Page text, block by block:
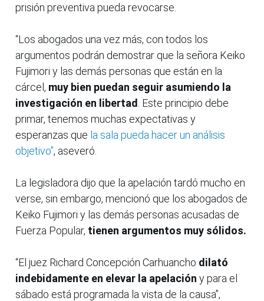
prisión preventiva pueda revocarse.
“Los abogados una vez más, con todos los
argumentos podrán demostrar que la señora Keiko
Fujimori y las demás personas que están en la
cárcel, muy bien puedan seguir asumiendo la
investigación en libertad . Este principio debe
primar, tenemos muchas expectativas y
esperanzas que la sala pueda hacer un análisis
objetivo”, aseveró.
La legisladora dijo que la apelación tardó mucho en
verse, sin embargo, mencionó que los abogados de
Keiko Fujimori y las demás personas acusadas de
Fuerza Popular, tienen argumentos muy sólidos.
“El juez Richard Concepción Carhuancho dilató
indebidamente en elevar la apelación y para el
sábado está programada la vista de la causa”,